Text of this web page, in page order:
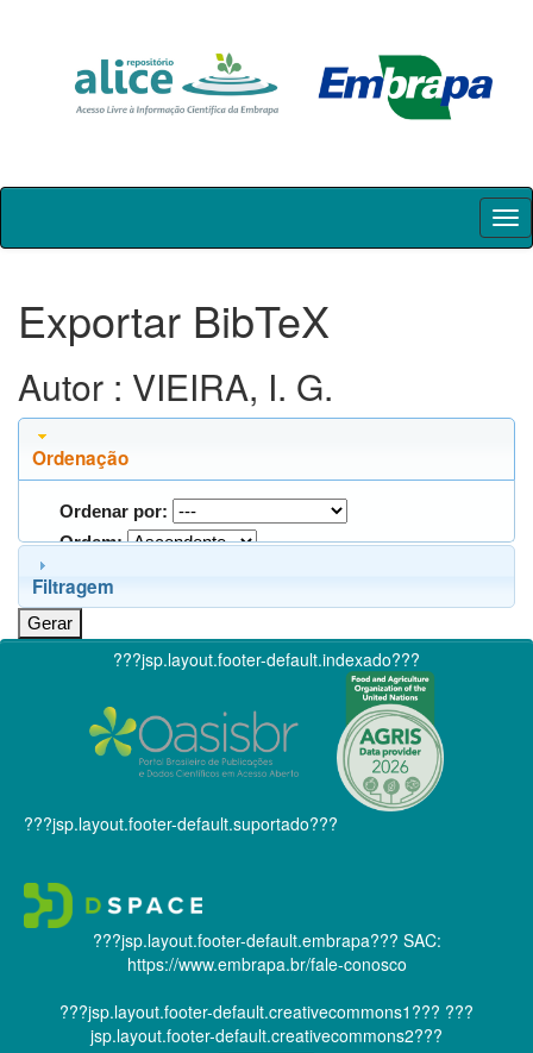
Skip
Exportar BibTeX
Autor : VIEIRA, I. G.
Ordenação
Ordenar por:
Ordem:
Filtragem
???jsp.layout.footer-default.indexado???
???jsp.layout.footer-default.suportado???
???jsp.layout.footer-default.embrapa??? SAC:
https://www.embrapa.br/fale-conosco
???jsp.layout.footer-default.creativecommons1??? ???
jsp.layout.footer-default.creativecommons2???